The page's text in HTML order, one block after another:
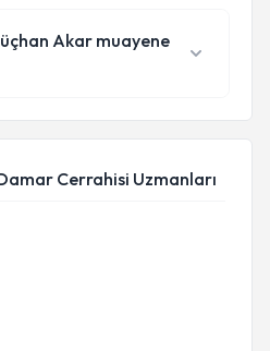
Akar muayene
Cerrahisi Uzmanları